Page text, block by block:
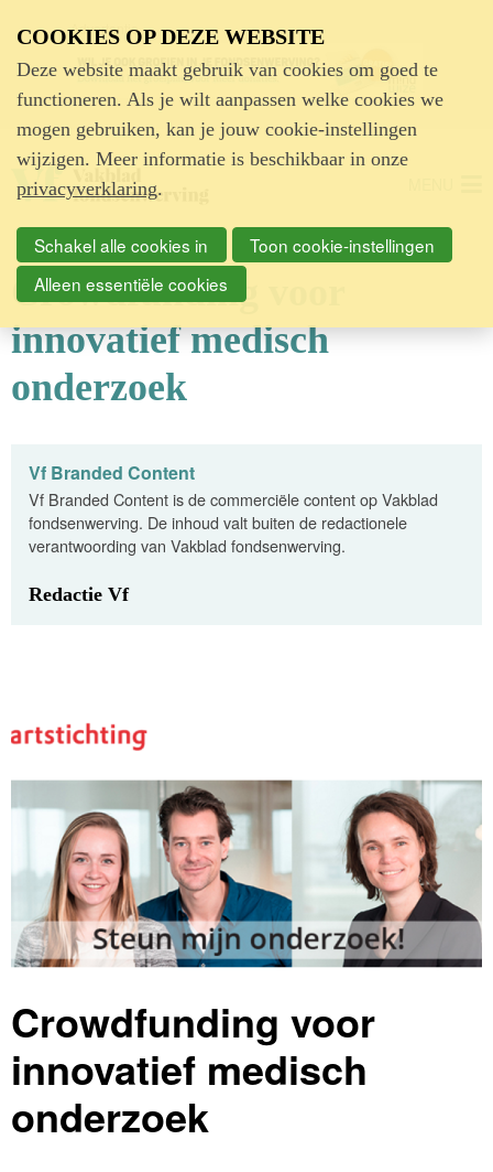
Advertentie
Crowdfunding voor
innovatief medisch
onderzoek
Vf Branded Content
Vf Branded Content is de commerciële content op Vakblad
fondsenwerving. De inhoud valt buiten de redactionele
verantwoording van Vakblad fondsenwerving.
Redactie Vf
Crowdfunding voor
innovatief medisch
onderzoek
COOKIES OP DEZE WEBSITE
Deze website maakt gebruik van cookies om goed te
functioneren. Als je wilt aanpassen welke cookies we
mogen gebruiken, kan je jouw cookie-instellingen
wijzigen. Meer informatie is beschikbaar in onze
privacyverklaring.
Schakel alle cookies in
Toon cookie-instellingen
Alleen essentiële cookies